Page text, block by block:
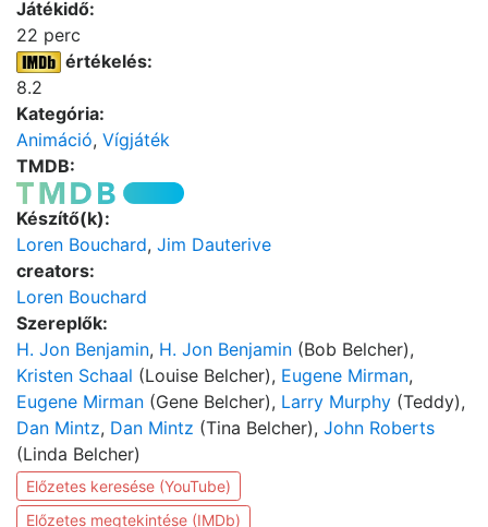
Játékidő:
22 perc
értékelés:
8.2
Kategória:
Animáció, Vígjáték
TMDB:
Készítő(k):
Loren Bouchard, Jim Dauterive
creators:
Loren Bouchard
Szereplők:
H. Jon Benjamin, H. Jon Benjamin (Bob Belcher),
Kristen Schaal (Louise Belcher), Eugene Mirman,
Eugene Mirman (Gene Belcher), Larry Murphy (Teddy),
Dan Mintz, Dan Mintz (Tina Belcher), John Roberts
(Linda Belcher)
Előzetes keresése (YouTube)
Előzetes megtekintése (IMDb)